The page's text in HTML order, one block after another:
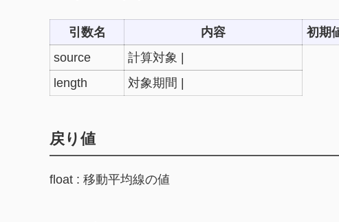
引数名 内容
初期
source
計算対象 |
length
対象期間 |
戻り値
float : 移動平均線の値